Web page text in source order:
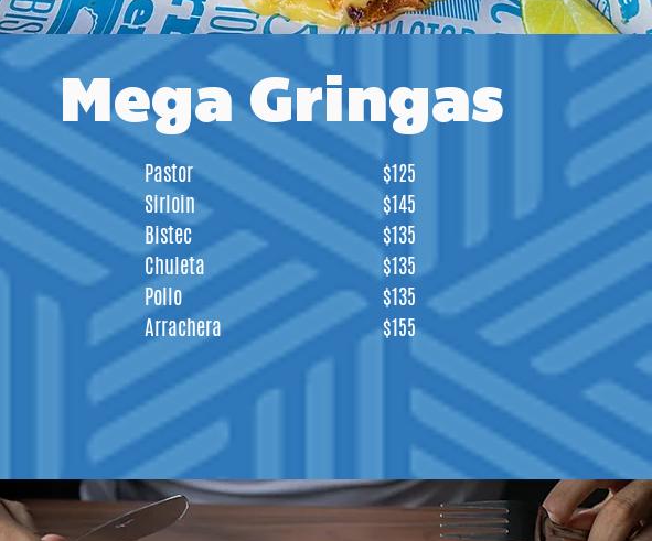
Pastor
Sirloin
Bistec
Chuleta
Pollo
Arrachera
$125
$145
$135
$135
$135
$155
Mega Gringas